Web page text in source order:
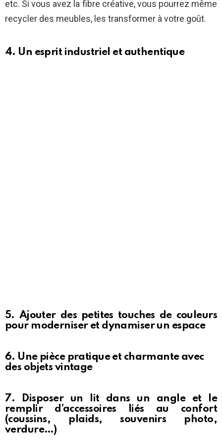
etc. Si vous avez la fibre créative, vous pourrez même
recycler des meubles, les transformer à votre goût.
4. Un esprit industriel et authentique
5. Ajouter des petites touches de couleurs
pour moderniser et dynamiser un espace
6. Une pièce pratique et charmante avec
des objets vintage
7. Disposer un lit dans un angle et le
remplir d’accessoires liés au confort
(coussins, plaids, souvenirs photo,
verdure…)